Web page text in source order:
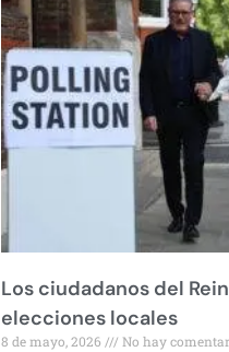
Los ciudadanos del
elecciones locales
8 de mayo, 2026 No hay